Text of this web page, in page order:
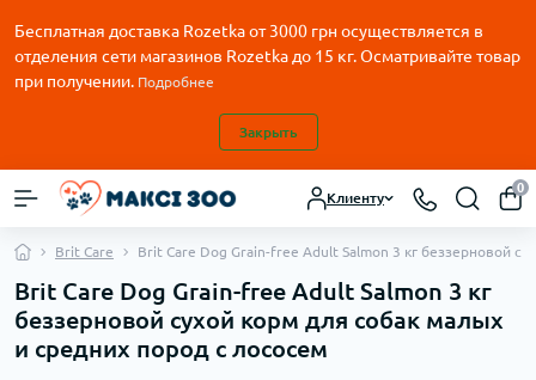
Бесплатная доставка Rozetka от3000 грн осуществляется в
отделения сети магазинов Rozetka до 15 кг. Осматривайте товар
при получении. Подробнее
Закрыть
Клиенту
0
Brit Care Brit Care Dog Grain-free Adult Salmon 3 кг беззерновой
Brit Care Dog Grain-free Adult Salmon 3 кг
беззерновой сухой корм для собак малых
и средних пород с лососем